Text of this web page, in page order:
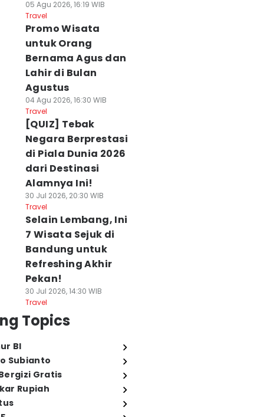
05 Agu 2026, 16:19 WIB
Travel
Promo Wisata
untuk Orang
Bernama Agus dan
Lahir di Bulan
Agustus
04 Agu 2026, 16:30 WIB
Travel
[QUIZ] Tebak
Negara Berprestasi
di Piala Dunia 2026
dari Destinasi
Alamnya Ini!
30 Jul 2026, 20:30 WIB
Travel
Selain Lembang, Ini
7 Wisata Sejuk di
Bandung untuk
Refreshing Akhir
Pekan!
30 Jul 2026, 14:30 WIB
Travel
Topics
BI
Subianto
Gratis
Rupiah